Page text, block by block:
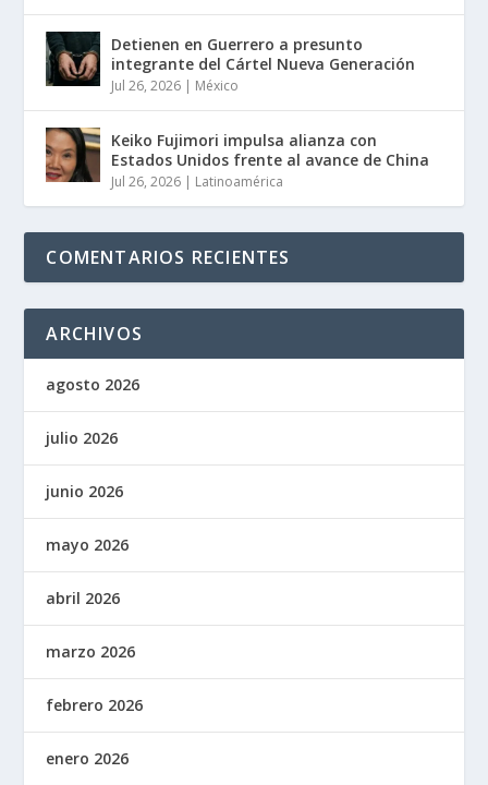
Detienen en Guerrero a presunto
integrante del Cártel Nueva Generación
Jul 26, 2026 | México
Keiko Fujimori impulsa alianza con
Estados Unidos frente al avance de China
Jul 26, 2026 | Latinoamérica
COMENTARIOS RECIENTES
ARCHIVOS
agosto 2026
julio 2026
junio 2026
mayo 2026
abril 2026
marzo 2026
febrero 2026
enero 2026